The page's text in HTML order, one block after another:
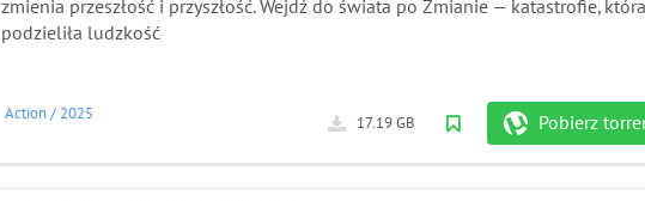
zmienia przeszłość i przyszłość. Wejdź do świata po Zmianie — katastrofie, która
podzieliła ludzkość
Pobierz
17.19 GB
Action/ 2025